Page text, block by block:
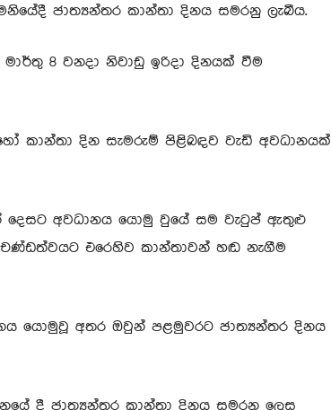
ජාත්‍යන්තර කාන්තා දිනය සමරනු ලැබීය.
8 වනදා නිවාඩු ඉරිදා දිනයක් වීම
කාන්තා දින සැමරුම් පිළිබඳව වැඩි අවධානයක්
දෙසට අවධානය යොමු වුයේ සම වැටුප් ඇතුළු
එරෙහිව කාන්තාවන් හඬ නැගීම
යොමුවූ අතර ඔවුන් පළමුවරට ජාත්‍යන්තර දිනය
දී ජාත්‍යන්තර කාන්තා දිනය සමරන ලෙස